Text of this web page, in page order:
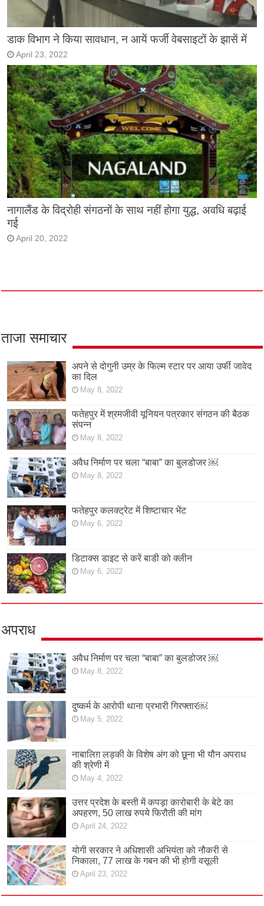
डाक विभाग ने किया सावधान, न आयें फर्जी वेबसाइटों के झासें में
April 23, 2022
नागालैंड के विद्रोही संगठनों के साथ नहीं होगा युद्ध, अवधि बढ़ाई
गई
April 20, 2022
ताजा समाचार
अपने से दोगुनी उम्र के फिल्म स्टार पर आया उर्फी जावेद
का दिल
May 8, 2022
फतेहपुर में श्रमजीवी यूनियन पत्रकार संगठन की बैठक
संपन्न
May 8, 2022
अवैध निर्माण पर चला “बाबा” का बुलडोजर ￼
May 8, 2022
फतेहपुर कलक्ट्रेट में शिष्टाचार भेंट
May 6, 2022
डिटाक्स डाइट से करें बाडी को क्लीन
May 6, 2022
अपराध
अवैध निर्माण पर चला “बाबा” का बुलडोजर ￼
May 8, 2022
दुष्कर्म के आरोपी थाना प्रभारी गिरफ्तार￼
May 5, 2022
नाबालिग़ लड़की के विशेष अंग को छूना भी यौन अपराध
की श्रेणी में
May 4, 2022
उत्तर प्रदेश के बस्ती में कपड़ा कारोबारी के बेटे का
अपहरण, 50 लाख रुपये फिरौती की मांग
April 24, 2022
योगी सरकार ने अधिशासी अभियंता को नौकरी से
निकाला, 77 लाख के गबन की भी होगी वसूली
April 23, 2022